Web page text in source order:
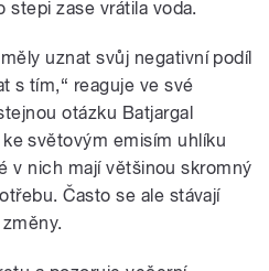
stepi zase vrátila voda.
uznat svůj negativní podíl
s tím,“ reaguje ve své
otázku Batjargal
světovým emisím uhlíku
v nich mají většinou skromný
Často se ale stávají